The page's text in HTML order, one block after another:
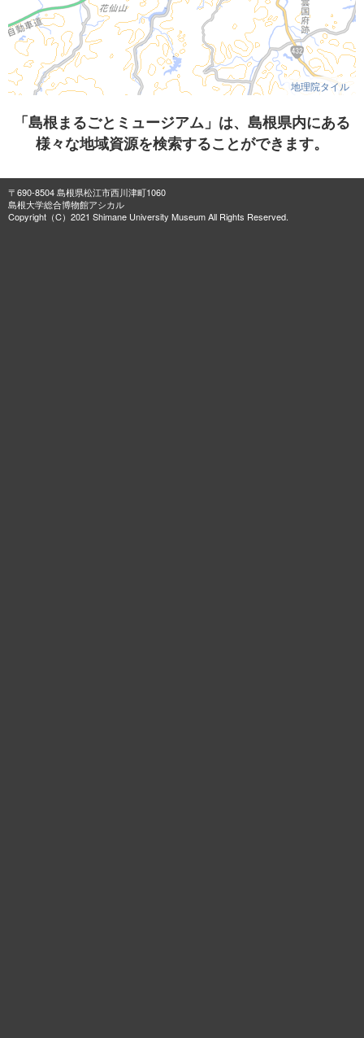
地理院タイル
「島根まるごとミュージアム」は、島根県内にある
様々な地域資源を検索することができます。
〒690-8504 島根県松江市西川津町1060
島根大学総合博物館アシカル
Copyright（C）2021 Shimane University Museum All Rights Reserved.